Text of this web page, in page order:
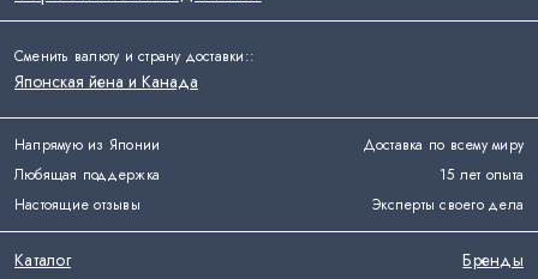
Напрямую из Японии
Доставка по всему миру
Любящая поддержка
15 лет опыта
Настоящие отзывы
Эксперты своего дела
Каталог
Бренды
Сменить валюту и страну доставки::
Японская йена и Канада